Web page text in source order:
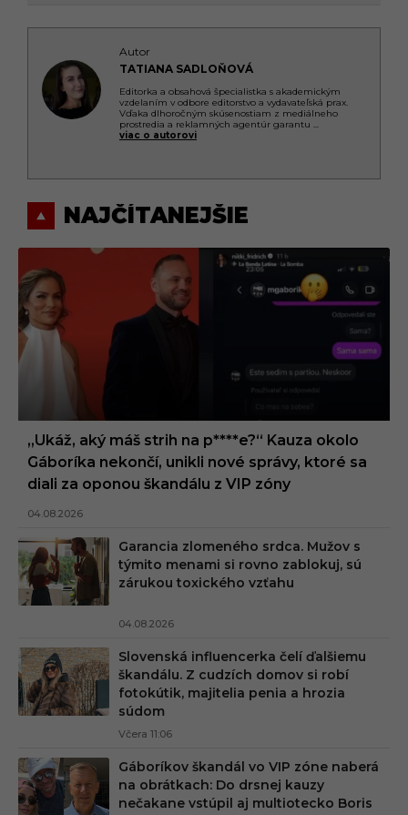
Autor
TATIANA SADLOŇOVÁ
Editorka a obsahová špecialistka s akademickým
vzdelaním v odbore editorstvo a vydavateľská prax.
Vďaka dlhoročným skúsenostiam z mediálneho
prostredia a reklamných agentúr garantu ...
viac o autorovi
NAJČÍTANEJŠIE
„Ukáž, aký máš strih na p****e?“ Kauza okolo
Gáboríka nekončí, unikli nové správy, ktoré sa
diali za oponou škandálu z VIP zóny
04.08.2026
Garancia zlomeného srdca. Mužov s
týmito menami si rovno zablokuj, sú
zárukou toxického vzťahu
04.08.2026
Slovenská influencerka čelí ďalšiemu
škandálu. Z cudzích domov si robí
fotokútik, majitelia penia a hrozia
súdom
Včera 11:06
Gáboríkov škandál vo VIP zóne naberá
na obrátkach: Do drsnej kauzy
nečakane vstúpil aj multiotecko Boris